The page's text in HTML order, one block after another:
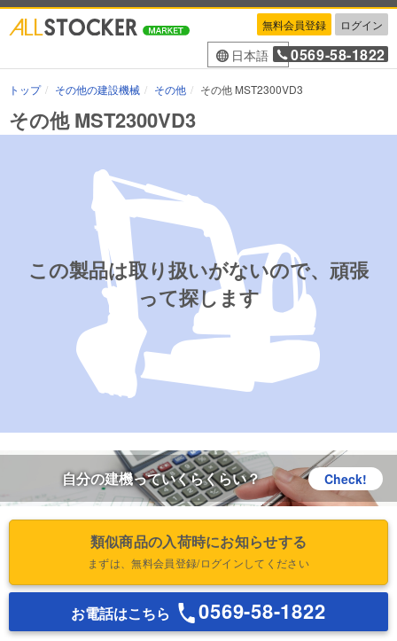
無料会員登録 ログイン
日本語 0569-58-1822
トップ その他の建設機械 その他 その他 MST2300VD3
その他 MST2300VD3
この製品は取り扱いがないので、頑張
って探します
自分の建機っていくらくらい？ Check!
類似商品の入荷時にお知らせする
まずは、無料会員登録/ログインしてください
お電話はこちら 0569-58-1822